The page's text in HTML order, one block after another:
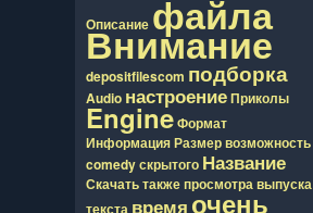
Описание файла
Внимание
depositfilescom подборка
Audio настроениеПриколы
EngineФормат
ИнформацияРазмервозможность
comedyскрытого Название
Скачатьтакжепросмотравыпуска
текста времяочень